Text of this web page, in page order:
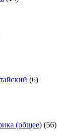
(6)
(общее) (56)